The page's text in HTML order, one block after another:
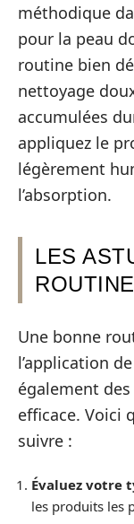
méthodique
pour la peau
routine bien
nettoyage
accumulées
appliquez le
légèrement
l’absorption.
LES
Une bonne
l’application
également des
efficace. Voici
suivre :
Évaluez votre
les produits les